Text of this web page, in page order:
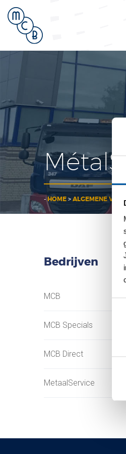
-HOME > ALGEMENE
Bedrijven
MCB
MCB Specials
MCB Direct
MetaalService